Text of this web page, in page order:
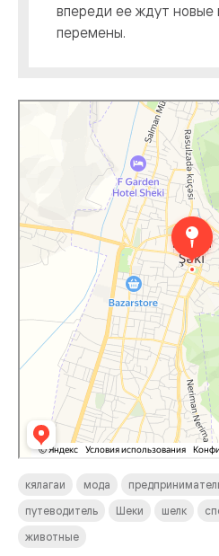
впереди ее ждут
перемены.
Шеки — карта, что посмотреть, фото,
кялагаи мода
путеводитель
Шеки шелк
животные